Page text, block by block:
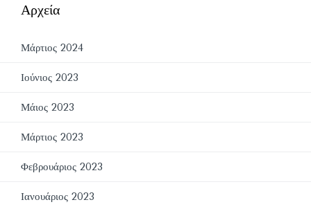
Αρχεία
Μάρτιος 2024
Ιούνιος 2023
Μάιος 2023
Μάρτιος 2023
Φεβρουάριος 2023
Ιανουάριος 2023